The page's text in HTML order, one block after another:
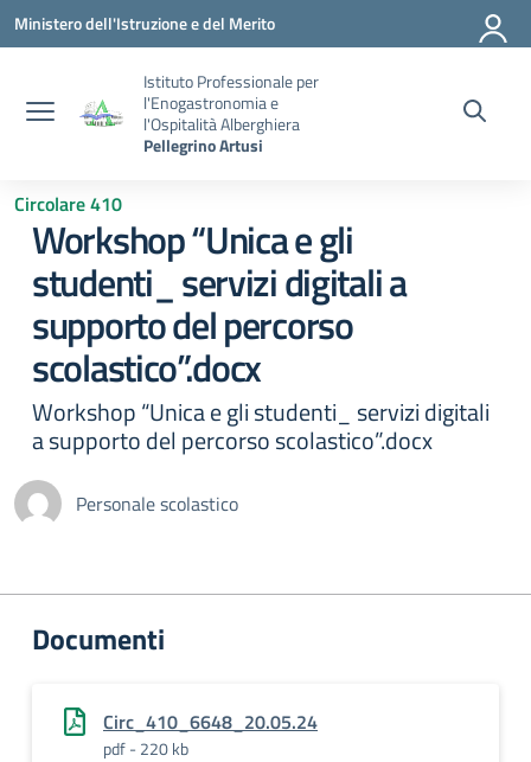
Vai ai contenuti
Vai al menu di navigazione
Vai al footer
Ministero dell'Istruzione e del Merito
Istituto Professionale per
l'Enogastronomia e
l'Ospitalità Alberghiera
Pellegrino Artusi
Circolare 410
Workshop “Unica e gli
studenti_ servizi digitali a
supporto del percorso
scolastico”.docx
Workshop “Unica e gli studenti_ servizi digitali
a supporto del percorso scolastico”.docx
Personale scolastico
Documenti
Circ_410_6648_20.05.24
pdf - 220 kb